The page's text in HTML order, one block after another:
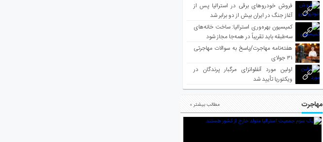
فروش خودروهای برقی در استرالیا پس از
آغاز جنگ در ایران بیش از دو برابر شد
کمیسیون بهره‌وری استرالیا: ساخت خانه‌های
سه‌طبقه باید تقریباً در همه‌جا مجاز شود
هفته‌نامه مهاجرت/پاسخ به سوالات مهاجرتی
۳۱ جولای
اولین مورد آنفلوانزای مرگبار پرندگان در
ویکتوریا تأیید شد
مهاجرت مطالب بیشتر »